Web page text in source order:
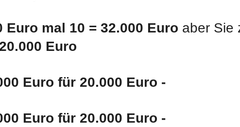
Euro mal 10 = 32.000 Euro aber Sie
Euro
Euro für 20.000 Euro -
Euro für 20.000 Euro -